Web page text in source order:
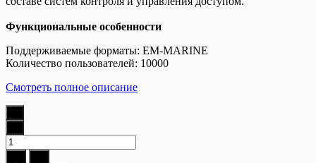
Функциональные особенности
Поддерживаемые форматы: EM-MARINE
Количество пользователей: 10000
Смотреть полное описание